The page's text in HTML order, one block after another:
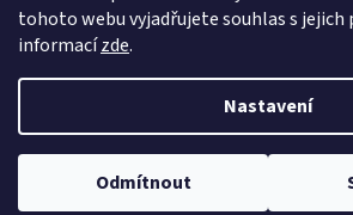
tohoto webu vyjadřujete souhlas s jejich
informacízde.
Nastavení
Odmítnout
Copyright 2026Zahradnictví Franc .